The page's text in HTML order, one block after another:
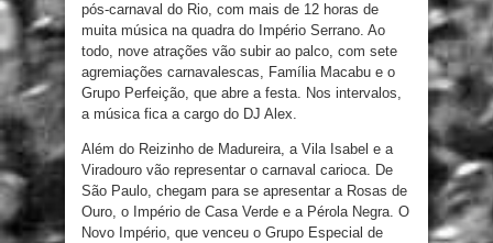
pós-carnaval do Rio, com mais de 12 horas de
muita música na quadra do Império Serrano. Ao
todo, nove atrações vão subir ao palco, com sete
agremiações carnavalescas, Família Macabu e o
Grupo Perfeição, que abre a festa. Nos intervalos,
a música fica a cargo do DJ Alex.
Além do Reizinho de Madureira, a Vila Isabel e a
Viradouro vão representar o carnaval carioca. De
São Paulo, chegam para se apresentar a Rosas de
Ouro, o Império de Casa Verde e a Pérola Negra. O
Novo Império, que venceu o Grupo Especial de